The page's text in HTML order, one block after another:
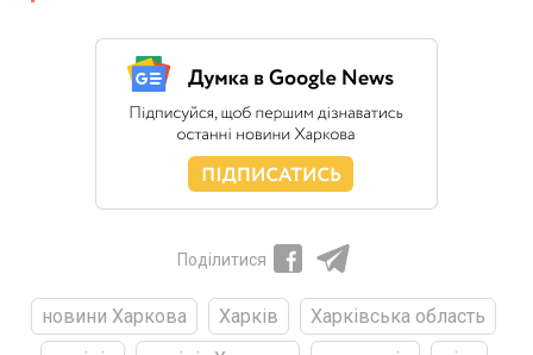
Поділитися
новини Харкова Харків
Харківська область